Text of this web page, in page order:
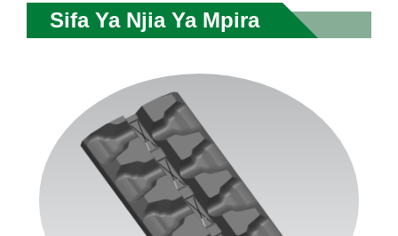
Sifa Ya Njia Ya Mpira